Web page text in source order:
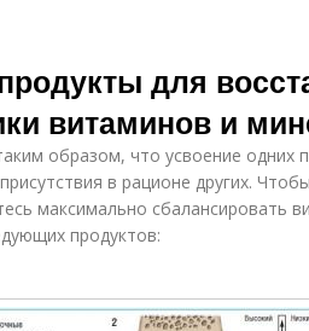
для
витаминов и
образом, что усвоение одних
в рационе других.
максимально сбалансировать
продуктов: